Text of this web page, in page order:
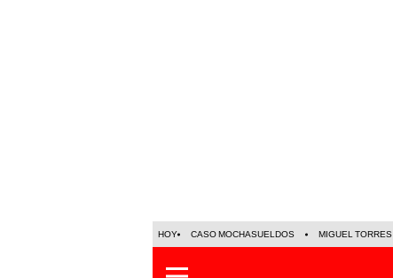
HOY CASO MOCHASUELDOS MIGUEL TORRES